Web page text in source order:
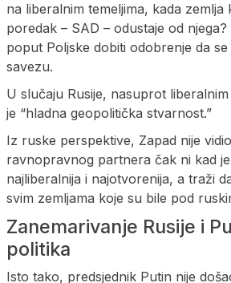
na liberalnim temeljima, kada
poredak – SAD – odustaje od njega?
poput Poljske dobiti odobrenje da
savezu.
U slučaju Rusije, nasuprot
je “hladna geopolitička stvarnost.”
Iz ruske perspektive, Zapad nije
ravnopravnog partnera čak ni kad je
najliberalnija i najotvorenija, a traži
svim zemljama koje su bile pod
Zanemarivanje Rusije i
politika
Isto tako, predsjednik Putin nije